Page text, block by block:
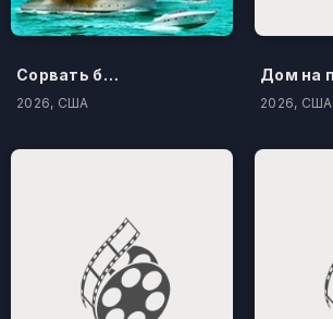
Сорвать банк 3: Вор-джентльмен
2026, США 2026, США